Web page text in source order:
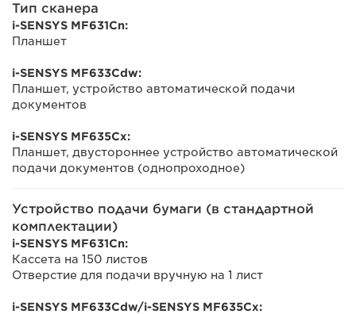
Тип сканера
i-SENSYS MF631Cn:
Планшет
i-SENSYS MF633Cdw:
Планшет, устройство автоматической подачи
документов
i-SENSYS MF635Cx:
Планшет, двустороннее устройство автоматической
подачи документов (однопроходное)
Устройство подачи бумаги (в стандартной
комплектации)
i-SENSYS MF631Cn:
Кассета на 150 листов
Отверстие для подачи вручную на 1 лист
i-SENSYS MF633Cdw/i-SENSYS MF635Cx: